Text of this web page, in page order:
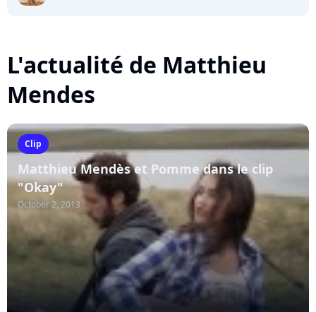
L'actualité de Matthieu
Mendes
Clip
Matthieu Mendès et Pomme dans le clip
"Okay"
October 2, 2013